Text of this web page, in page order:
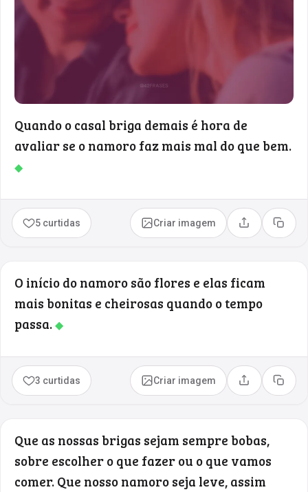
Quando o casal briga demais é hora de
avaliar se o namoro faz mais mal do que bem.
◆
5 curtidas Criar imagem Compartilhar
Copiar
O início do namoro são flores e elas ficam
mais bonitas e cheirosas quando o tempo
passa.◆
3 curtidas Criar imagem Compartilhar
Copiar
Que as nossas brigas sejam sempre bobas,
sobre escolher o que fazer ou o que vamos
comer. Que nosso namoro seja leve, assim